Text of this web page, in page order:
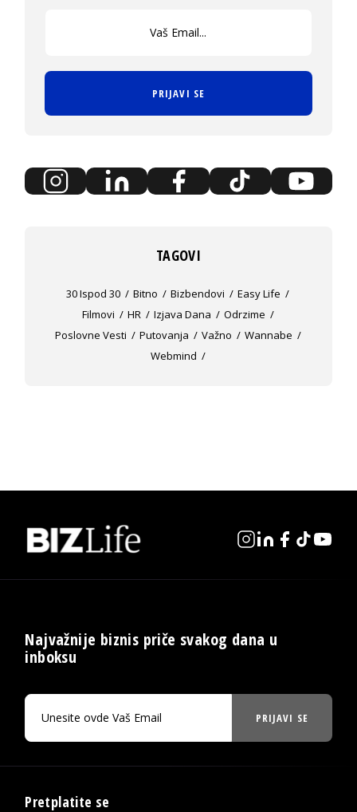
PRIJAVI SE
TAGOVI
30 Ispod 30 Bitno Bizbendovi
Easy Life
Filmovi
HR Izjava Dana
Odrzime
Poslovne Vesti
Putovanja Važno
Wannabe
Webmind
Najvažnije biznis priče svakog dana u
inboksu
PRIJAVI SE
Pretplatite se